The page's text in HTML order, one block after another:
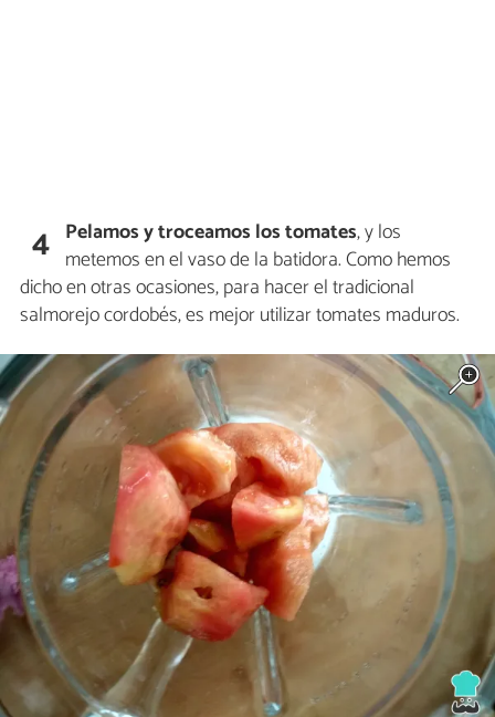
4 Pelamos y troceamos los tomates, y los
metemos en el vaso de la batidora. Como hemos
dicho en otras ocasiones, para hacer el tradicional
salmorejo cordobés, es mejor utilizar tomates maduros.